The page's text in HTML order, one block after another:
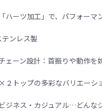
ーツ加工」で、パフォーマ
ンレス製
ーン設計：首振りや動作を
トップの多彩なバリエーショ
ジネス・カジュアル…どんな